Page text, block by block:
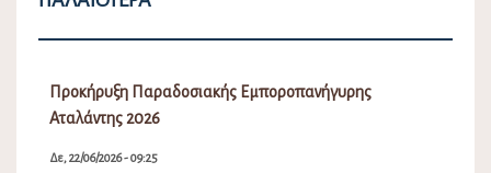
Προκήρυξη Παραδοσιακής Εμποροπανήγυρης
Αταλάντης 2026
Δε, 22/06/2026 - 09:25